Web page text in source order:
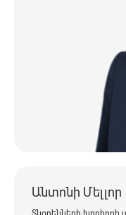
Անտոնի Մելլոր